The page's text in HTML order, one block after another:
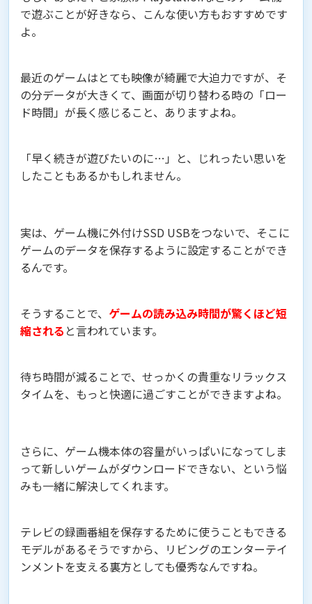
で遊ぶことが好きなら、こんな使い方もおすすめです
よ。
最近のゲームはとても映像が綺麗で大迫力ですが、そ
の分データが大きくて、画面が切り替わる時の「ロー
ド時間」が長く感じること、ありますよね。
「早く続きが遊びたいのに…」と、じれったい思いを
したこともあるかもしれません。
実は、ゲーム機に外付けSSD USBをつないで、そこに
ゲームのデータを保存するように設定することができ
るんです。
そうすることで、 ゲームの読み込み時間が驚くほど短
縮される と言われています。
待ち時間が減ることで、せっかくの貴重なリラックス
タイムを、もっと快適に過ごすことができますよね。
さらに、ゲーム機本体の容量がいっぱいになってしま
って新しいゲームがダウンロードできない、という悩
みも一緒に解決してくれます。
テレビの録画番組を保存するために使うこともできる
モデルがあるそうですから、リビングのエンターテイ
ンメントを支える裏方としても優秀なんですね。